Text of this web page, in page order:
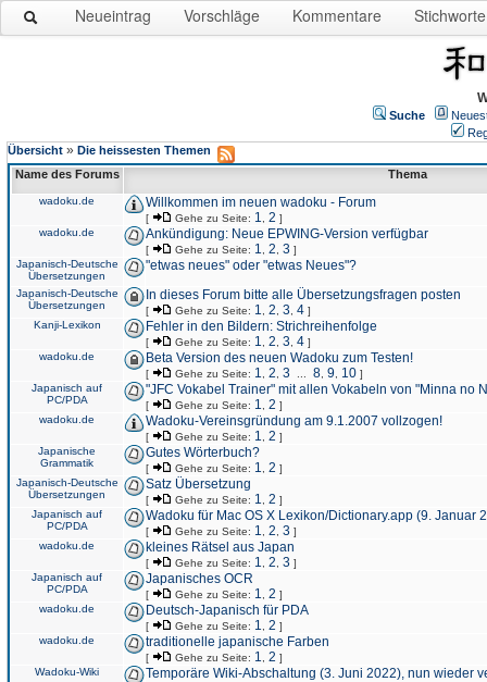
Neueintrag Vorschläge Kommentare Stichworte
Suche
Übersicht » Die heissesten Themen
Name des Forums
Thema
wadoku.de Willkommen im neuen wadoku - Forum
[ Gehe zu Seite: 1 2 ]
wadoku.de
Ankündigung: Neue EPWING-Version verfügbar
[ Gehe zu Seite: 1 2 3 ]
Japanisch-Deutsche
Übersetzungen
"etwas neues" oder "etwas Neues"?
Japanisch-Deutsche
Übersetzungen
In dieses Forum bitte alle Übersetzungsfragen posten
[ Gehe zu Seite: 1 2 3 4 ]
Kanji-Lexikon
Fehler in den Bildern: Strichreihenfolge
[ Gehe zu Seite: 1 2 3 4 ]
wadoku.de
Beta Version des neuen Wadoku zum Testen!
[ Gehe zu Seite: 1 2 3 8 9 10 ]
Japanisch auf
PC/PDA
"JFC Vokabel Trainer" mit allen Vokabeln von "Minna no
[ Gehe zu Seite: 1 2 ]
wadoku.de
Wadoku-Vereinsgründung am 9.1.2007 vollzogen!
[ Gehe zu Seite: 1 2 ]
Japanische
Grammatik
Gutes Wörterbuch?
[ Gehe zu Seite: 1 2 ]
Japanisch-Deutsche
Übersetzungen
Satz Übersetzung
[ Gehe zu Seite: 1 2 ]
Japanisch auf
PC/PDA
Wadoku für Mac OS X Lexikon/Dictionary.app (9. Januar
[ Gehe zu Seite: 1 2 3 ]
wadoku.de
kleines Rätsel aus Japan
[ Gehe zu Seite: 1 2 3 ]
Japanisch auf
PC/PDA
Japanisches OCR
[ Gehe zu Seite: 1 2 ]
wadoku.de
Deutsch-Japanisch für PDA
[ Gehe zu Seite: 1 2 ]
wadoku.de
traditionelle japanische Farben
[ Gehe zu Seite: 1 2 ]
Wadoku-Wiki
Temporäre Wiki-Abschaltung (3. Juni 2022), nun wieder